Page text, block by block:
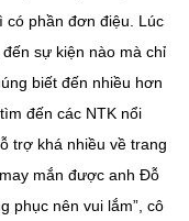
có phần đơn điệu. Lúc
sự kiện nào mà chỉ
biết đến nhiều hơn
đến các NTK nổi
trợ khá nhiều về trang
may mắn được anh Đỗ
phục nên vui lắm”, cô